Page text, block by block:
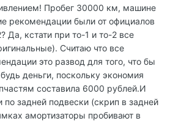
Пробег 30000 км, машине
рекомендации были от официалов
Да, кстати при то-1 и то-2 все
Считаю что все
это развод для того, что бы
деньги, поскольку экономия
составила 6000 рублей.И
задней подвески (скрип в задней
амортизаторы пробивают в